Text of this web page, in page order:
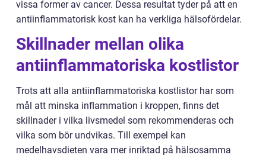
vissa former av cancer. Dessa resultat tyder på att en
antiinflammatorisk kost kan ha verkliga hälsofördelar.
Skillnader mellan olika
antiinflammatoriska kostlistor
Trots att alla antiinflammatoriska kostlistor har som
mål att minska inflammation i kroppen, finns det
skillnader i vilka livsmedel som rekommenderas och
vilka som bör undvikas. Till exempel kan
medelhavsdieten vara mer inriktad på hälsosamma